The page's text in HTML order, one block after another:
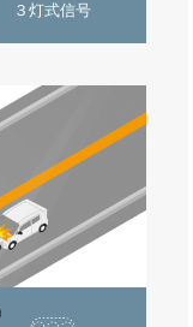
３灯式信号